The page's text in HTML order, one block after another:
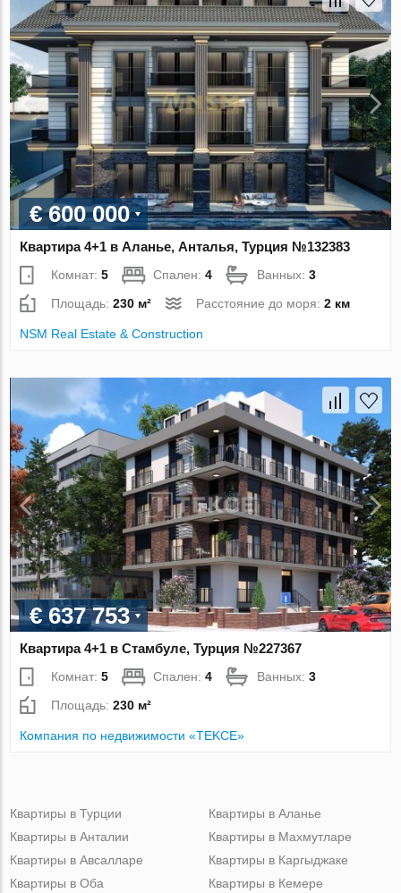
€ 600 000
Квартира 4+1 в Аланье, Анталья, Турция №132383
Комнат:5 Спален:4 Ванных:3
Площадь:230 м² Расстояние до моря:2 км
NSM Real Estate & Construction
€ 637 753
Квартира 4+1 в Стамбуле, Турция №227367
Комнат:5 Спален:4 Ванных:3
Площадь:230 м²
Компания по недвижимости «TEKCE»
Квартиры в Турции
Квартиры в Анталии
Квартиры в Авсалларе
Квартиры в Оба
Квартиры в Аланье
Квартиры в Махмутларе
Квартиры в Каргыджаке
Квартиры в Кемере